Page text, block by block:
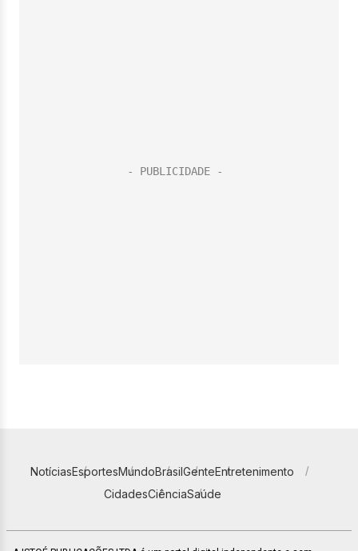
NotíciasEsportesMundoBrasilGenteEntretenimento
CidadesCiênciaSaúde